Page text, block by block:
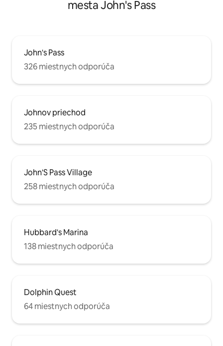
mesta John's Pass
John's Pass
326 miestnych odporúča
Johnov priechod
235 miestnych odporúča
John'S Pass Village
258 miestnych odporúča
Hubbard's Marina
138 miestnych odporúča
Dolphin Quest
64 miestnych odporúča